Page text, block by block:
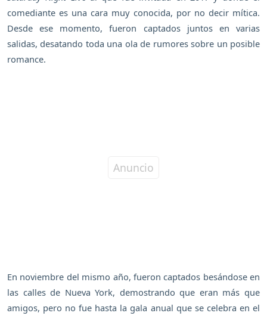
comediante es una cara muy conocida, por no decir mítica.
Desde ese momento, fueron captados juntos en varias
salidas, desatando toda una ola de rumores sobre un posible
romance.
En noviembre del mismo año, fueron captados besándose en
las calles de Nueva York, demostrando que eran más que
amigos, pero no fue hasta la gala anual que se celebra en el